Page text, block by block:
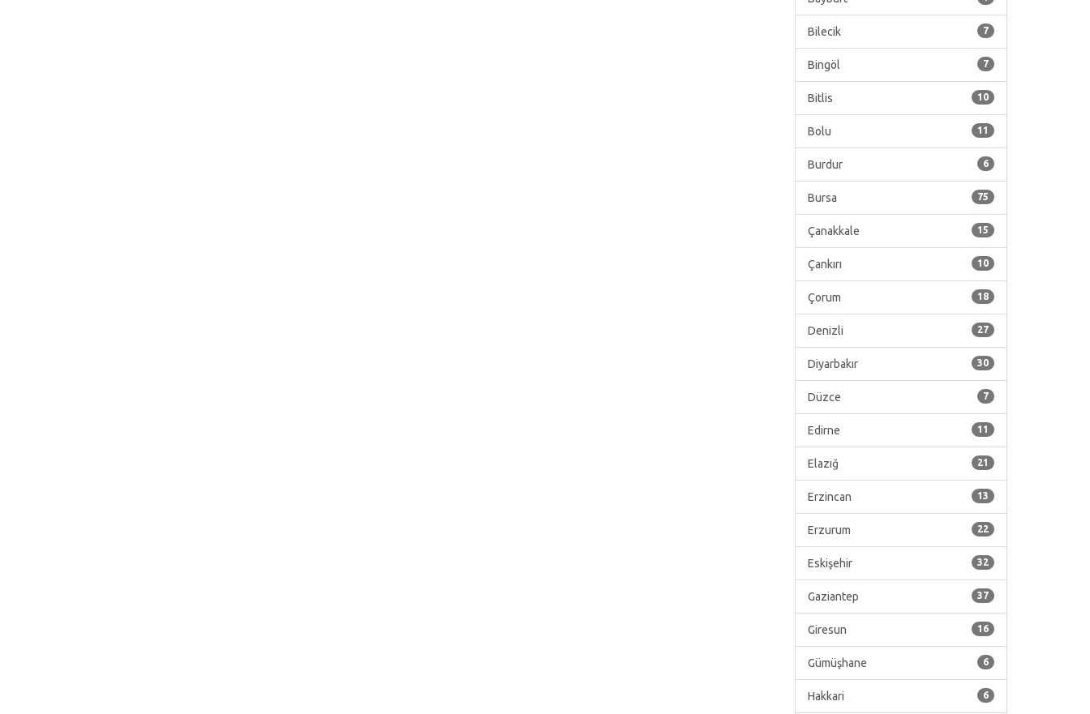
7
Bilecik
7
Bingöl
10
Bitlis
11
Bolu
6
Burdur
75
Bursa
15
Çanakkale
10
Çankırı
18
Çorum
27
Denizli
30
Diyarbakır
7
Düzce
11
Edirne
21
Elazığ
13
Erzincan
22
Erzurum
32
Eskişehir
37
Gaziantep
16
Giresun
6
Gümüşhane
6
Hakkari